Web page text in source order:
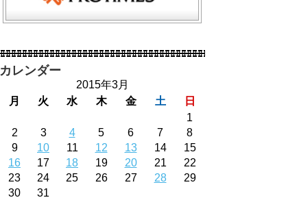
カレンダー
2015年3月
月
火 水 木 金 土 日
1
2
3 4 5 6 7
8
9
10 11 12 13 14
15
16
17 18 19 20 21
22
23
24 25 26 27 28
29
30
31